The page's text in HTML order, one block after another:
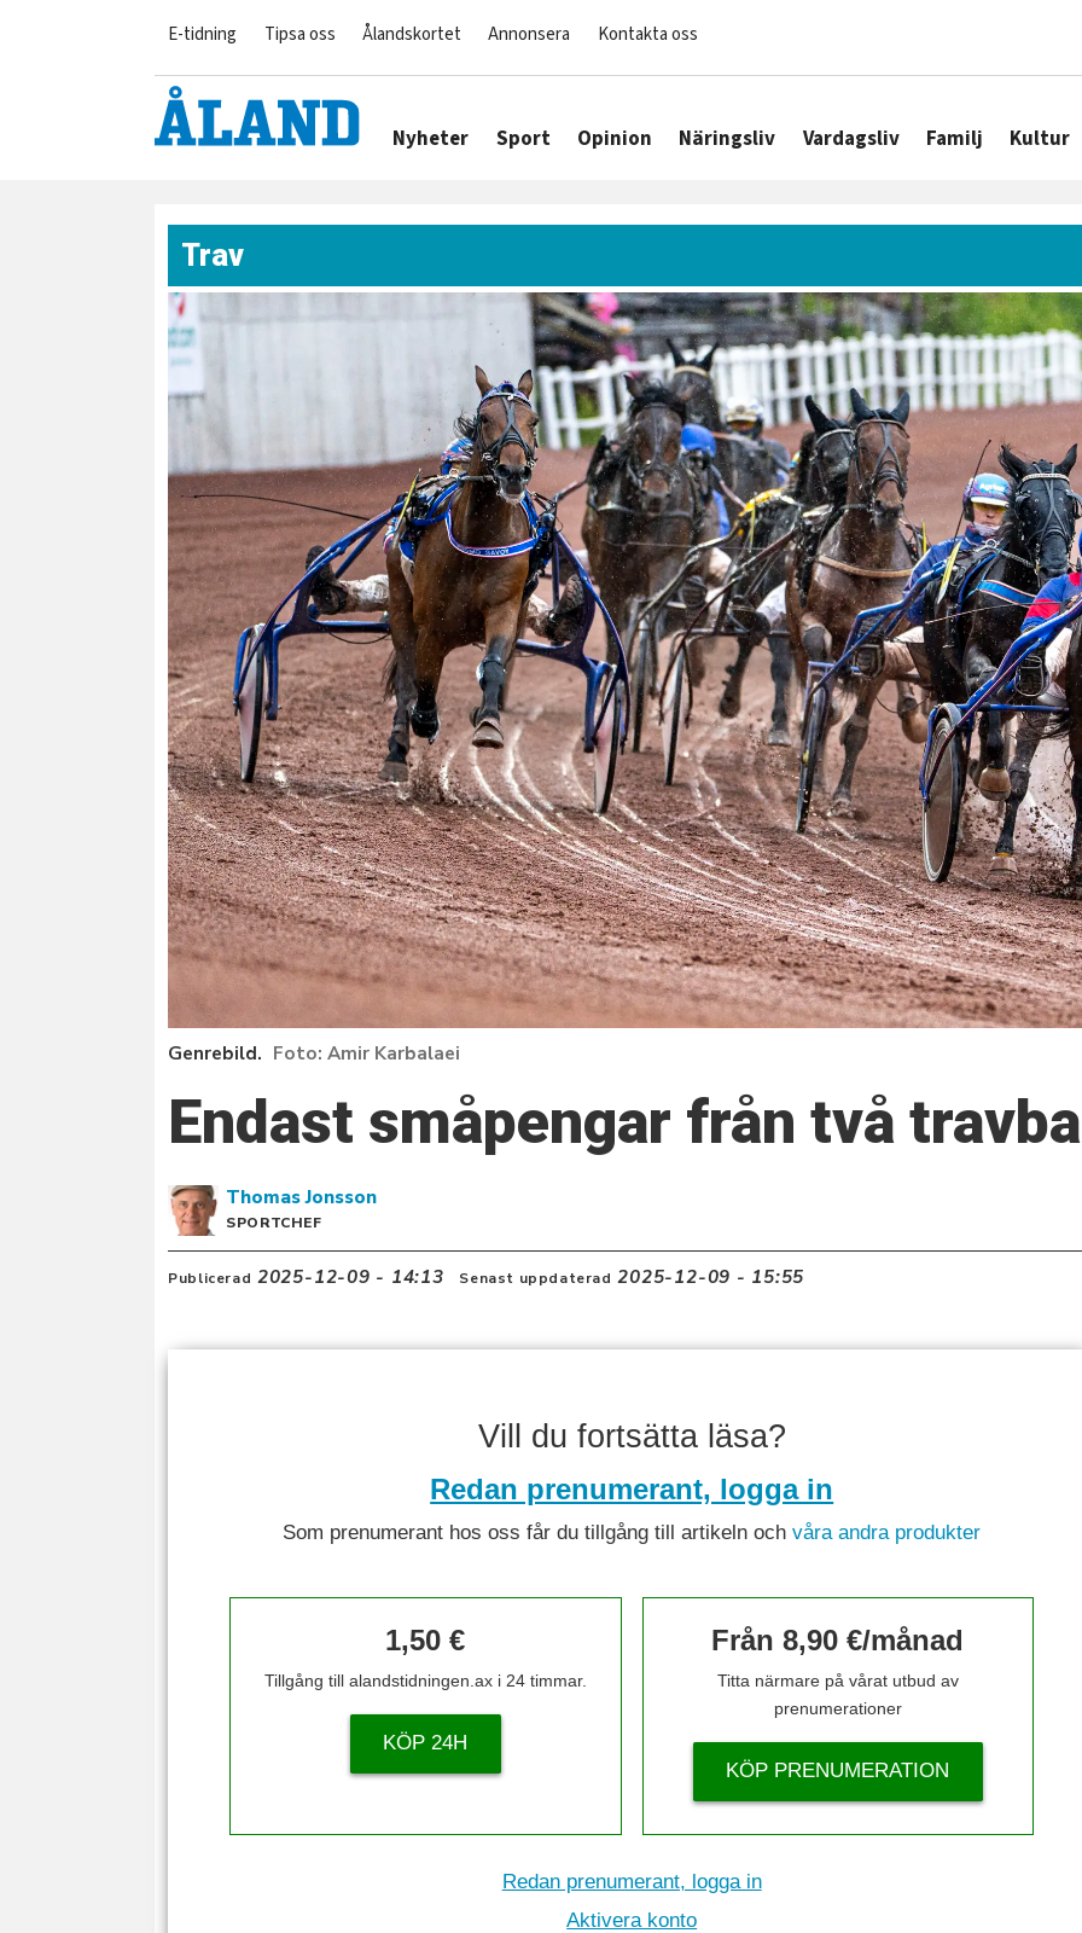
E-tidning Tipsa oss Ålandskortet Annonsera Kontakta oss
Nyheter Sport Opinion Näringsliv Vardagsliv Familj Kultur
Trav
Genrebild. Amir Karbalaei
Endast småpengar från två
Thomas Jonsson
SPORTCHEF
Publicerad 2025-12-09 - 14:13 Senast uppdaterad 2025-12-09 - 15:55
Vill du fortsätta läsa?
Redan prenumerant, logga in
Som prenumerant hos oss får du tillgång till artikeln ochvåra andra produkter
1,50 €
Tillgång till alandstidningen.ax i 24 timmar.
KÖP 24H
Från 8,90 €/månad
Titta närmare på vårat utbud av
prenumerationer
KÖP PRENUMERATION
Redan prenumerant, logga in
Aktivera konto